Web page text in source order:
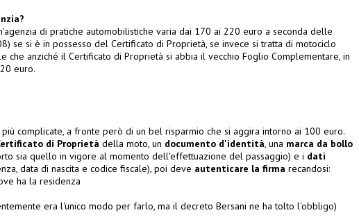
di pratiche automobilistiche varia dai 170 ai 220 euro a seconda delle
se si è in possesso del Certificato di Proprietà, se invece si tratta di motociclo
anziché il Certificato di Proprietà si abbia il vecchio Foglio Complementare, in
euro.
complicate, a fronte però di un bel risparmio che si aggira intorno ai 100 euro.
di Proprietà della moto, un documento d'identità, una marca da bollo
sia quello in vigore al momento dell'effettuazione del passaggio) e i dati
data di nascita e codice fiscale), poi deve autenticare la firma recandosi:
ha la residenza
era l'unico modo per farlo, ma il decreto Bersani ne ha tolto l'obbligo)